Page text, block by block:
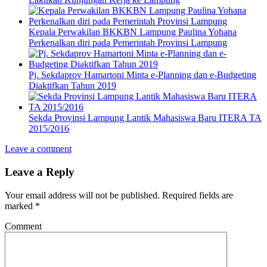
Kepala Perwakilan BKKBN Lampung Paulina Yohana
Perkenalkan diri pada Pemerintah Provinsi Lampung
Pj. Sekdaprov Hamartoni Minta e-Planning dan e-Budgeting
Diaktifkan Tahun 2019
Sekda Provinsi Lampung Lantik Mahasiswa Baru ITERA TA
2015/2016
Leave a comment
Leave a Reply
Your email address will not be published. Required fields are
marked *
Comment